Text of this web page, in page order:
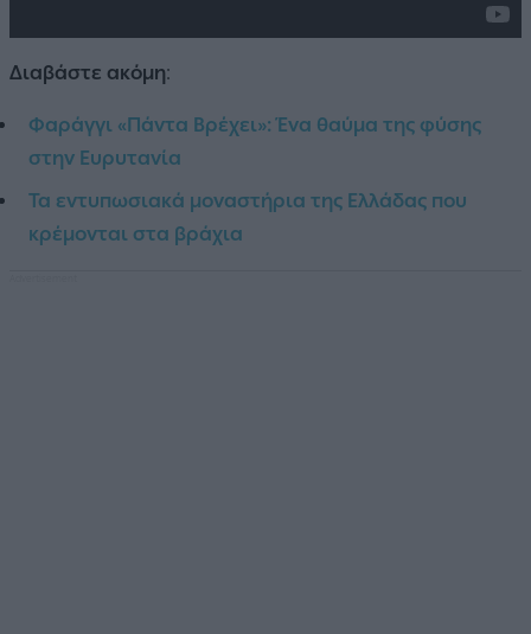
Διαβάστε ακόμη:
Φαράγγι «Πάντα Βρέχει»: Ένα θαύμα της φύσης
στην Ευρυτανία
Τα εντυπωσιακά μοναστήρια της Ελλάδας που
κρέμονται στα βράχια